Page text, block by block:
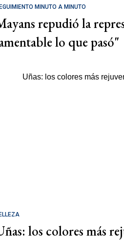
MINUTO A MINUTO
repudió la
lo que pasó"
los colores más